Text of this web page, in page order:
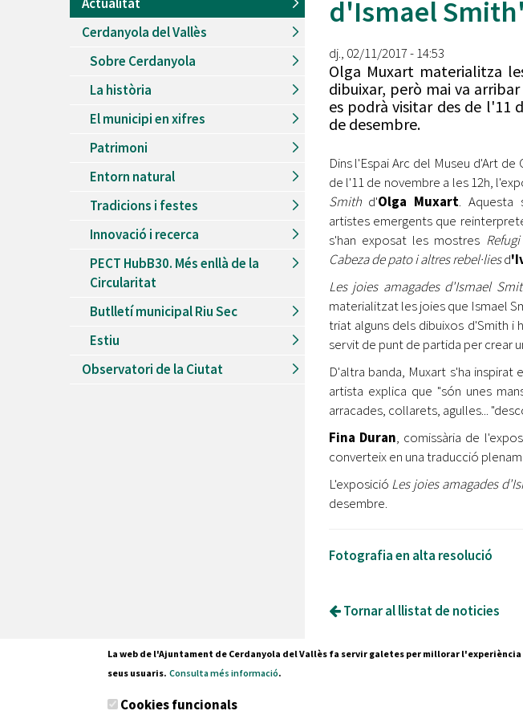
Recursos Humans
Del26/06/2026al30/08/2026
Patis oberts temporada d'estiu
Piscines d'estiu a Cerdanyola
Del01/06/2026al30/09/2026
Refugis climàtics a Cerdanyola
Jocs d'aigua del Parc Cordelles
Del01/07/2024al31/08/2026
Decorem! Conte 'La truita de nabius'
Oberta la convocatòria
jove 2026
Cerdanyola opta a més de
Barris per transformar les
l'entorn de l'avinguda
El FIT presenta el cartell
L’Ajuntament reparteix
l'eclipsi solar
Cerdanyola del Vallès
Sobre Cerdanyola
La història
El municipi en xifres
Patrimoni
Entorn natural
Tradicions i festes
Innovació i recerca
PECT HubB30. Més enllà de la
Circularitat
Butlletí municipal Riu Sec
Estiu
Observatori de la Ciutat
d'Ismael Smith'
dj., 02/11/2017 - 14:53
Olga Muxart materialitza
dibuixar, però mai va
es podrà visitar des de l'11
de desembre.
Dins l'Espai Arc del Museu d'Art
de l'11 de novembre a les 12h,
Smithd'Olga Muxart. Aquesta
artistes emergents que
s'han exposat les mostres
Cabeza de pato i altres rebel·liesd
Les joies amagades d'Ismael
materialitzat les joies que Ismael
triat alguns dels dibuixos d'Smith i
servit de punt de partida per crear
D'altra banda, Muxart s'ha
artista explica que "són unes
arracades, collarets, agulles...
Fina Duran, comissària de
converteix en una traducció
L'exposició Les joies amagades
desembre.
Fotografia en alta resolució
Tornar al llistat de noticies
La web de l'Ajuntament de Cerdanyola del Vallès fa servir galetes per millorar
seus usuaris. Consulta més informació.
Cookies funcionals